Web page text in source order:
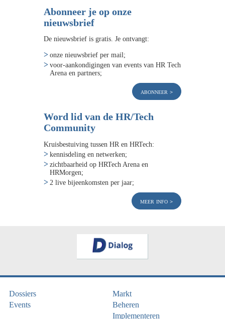
Abonneer je op onze
nieuwsbrief
De nieuwsbrief is gratis. Je ontvangt:
onze nieuwsbrief per mail;
voor-aankondigingen van events van HR Tech
Arena en partners;
abonneer
Word lid van de HR/Tech
Community
Kruisbestuiving tussen HR en HRTech:
kennisdeling en netwerken;
zichtbaarheid op HRTech Arena en
HRMorgen;
2 live bijeenkomsten per jaar;
meer info
Dossiers
Events
Markt
Beheren
Implementeren